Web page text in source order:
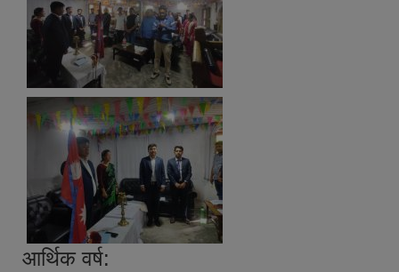
आर्थिक वर्ष: